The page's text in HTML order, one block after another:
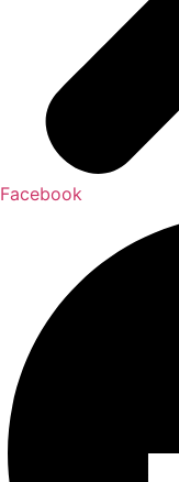
Facebook